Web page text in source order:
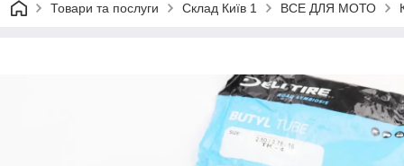
Товари та послуги Склад Київ 1 ВСЕ ДЛЯ МОТО